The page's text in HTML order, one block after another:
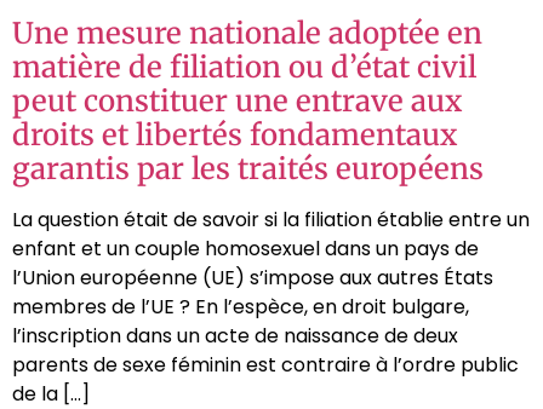
Une mesure nationale adoptée en
matière de filiation ou d’état civil
peut constituer une entrave aux
droits et libertés fondamentaux
garantis par les traités européens
La question était de savoir si la filiation établie entre un
enfant et un couple homosexuel dans un pays de
l’Union européenne (UE) s’impose aux autres États
membres de l’UE ? En l’espèce, en droit bulgare,
l’inscription dans un acte de naissance de deux
parents de sexe féminin est contraire à l’ordre public
de la […]